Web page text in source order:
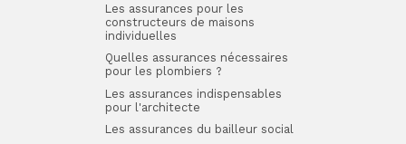
Les assurances pour les
constructeurs de maisons
individuelles
Quelles assurances nécessaires
pour les plombiers ?
Les assurances indispensables
pour l'architecte
Les assurances du bailleur social